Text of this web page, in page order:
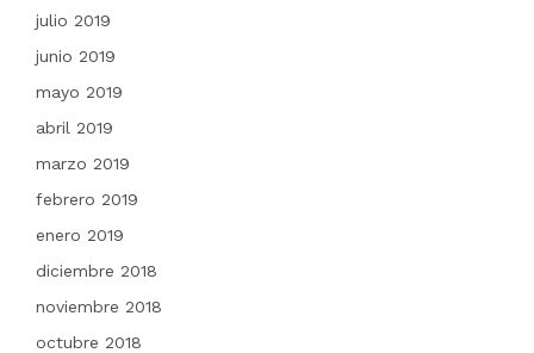
julio 2019
junio 2019
mayo 2019
abril 2019
marzo 2019
febrero 2019
enero 2019
diciembre 2018
noviembre 2018
octubre 2018